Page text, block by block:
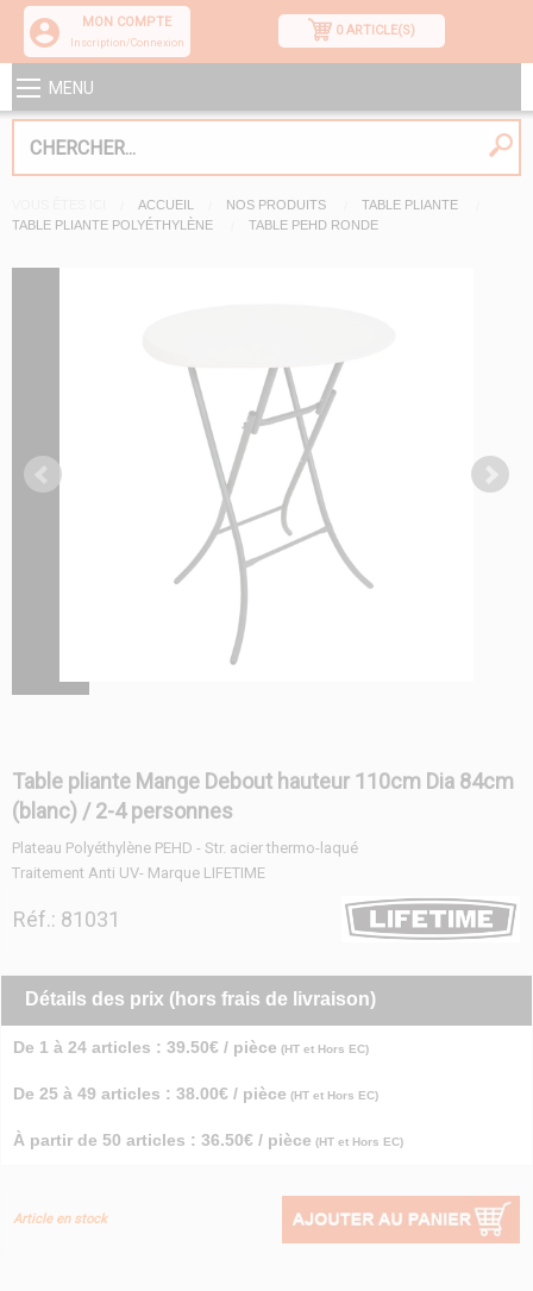
MON COMPTE
Inscription/Connexion
0 ARTICLE(S)
MENU
ACCUEIL NOS PRODUITS
TABLE PLIANTE
TABLE PLIANTE POLYÉTHYLÈNE
TABLE PEHD RONDE
Table pliante Mange Debout hauteur 110cm Dia 84cm
(blanc) / 2-4 personnes
Plateau Polyéthylène PEHD - Str. acier thermo-laqué
Traitement Anti UV- Marque LIFETIME
Réf.: 81031
Détails des prix (hors frais de livraison)
De 1 à 24 articles : 39.50€ / pièce (HT et Hors EC)
De 25 à 49 articles : 38.00€ / pièce (HT et Hors EC)
À partir de 50 articles : 36.50€ / pièce (HT et Hors EC)
Article en stock